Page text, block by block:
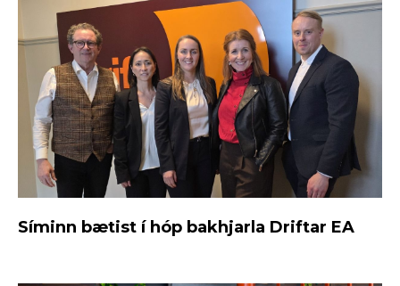
Síminn bætist í hóp bakhjarla Driftar EA